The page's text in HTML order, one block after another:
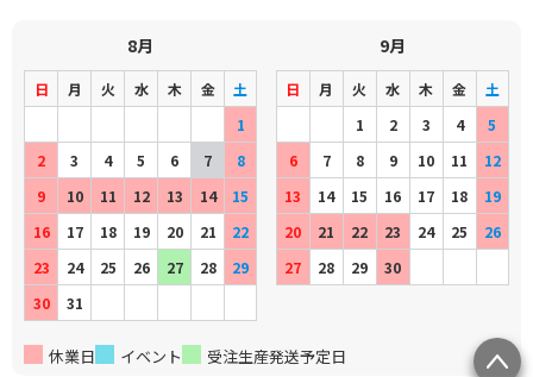
8月
日 月 火 水 木 金
土
1
2
3 4 5 6 7
8
9
10 11 12 13 14
15
16
17 18 19 20 21
22
23
24 25 26 27 28
29
30
31
9月
日 月 火 水 木 金
土
1
2 3 4
5
6
7 8 9 10 11
12
13
14 15 16 17 18
19
20
21 22 23 24 25
26
27
28 29 30
休業日 イベント 受注生産発送予定日